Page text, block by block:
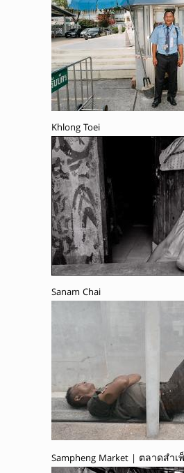
Khlong Toei
Sanam Chai
Sampheng Market | ตลาดสำเ